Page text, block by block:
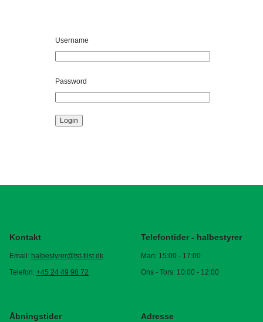
Username
Password
Login
Kontakt
Email: halbestyrer@tst-tilst.dk
Telefon: +45 24 49 98 72
Telefontider - halbestyrer
Man: 15:00 - 17:00
Ons - Tors: 10:00 - 12:00
Åbningstider Adresse